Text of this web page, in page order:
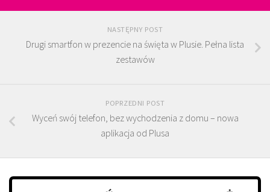
NASTĘPNY POST
Drugi smartfon w prezencie na święta w Plusie. Pełna lista
zestawów
POPRZEDNI POST
Wyceń swój telefon, bez wychodzenia z domu – nowa
aplikacja od Plusa